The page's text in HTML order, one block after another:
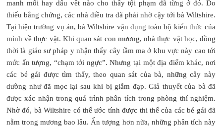
manh mối hay dấu vết nào cho thấy tội phạm đã từng ở đó. Do
thiếu bằng chứng, các nhà điều tra đã phải nhờ cậy tới bà Wiltshire.
Tại hiện trường vụ án, bà Wiltshire vận dụng toàn bộ kiến thức của
mình về thực vật. Khi quan sát con mương, nhà thực vật học, đồng
thời là giáo sư pháp y nhận thấy cây tầm ma ở khu vực này cao tới
mức ấn tượng, “chạm tới ngực”. Nhưng tại một địa điểm khác, nơi
các bé gái được tìm thấy, theo quan sát của bà, những cây này
dường như đã mọc lại sau khi bị giẫm đạp. Giả thuyết của bà đã
được xác nhận trong quá trình phân tích trong phòng thí nghiệm.
Nhờ đó, bà Wiltshire có thể ước tính được thi thể của các bé gái đã
nằm trong mương bao lâu. Ấn tượng hơn nữa, những phân tích này